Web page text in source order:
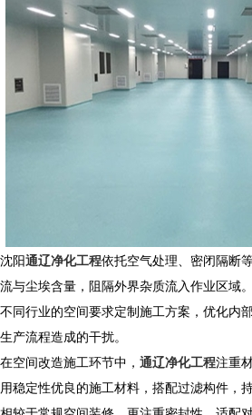
沈阳通辽净化工程依托空气处理、密闭隔断
流与尘埃含量，阻隔外界杂质流入作业区域
不同行业的空间要求定制施工方案，优化内
生产流程造成的干扰。
在空间改造施工环节中， 通辽净化工程注重
用稳定性优良的施工材料，搭配过滤构件，